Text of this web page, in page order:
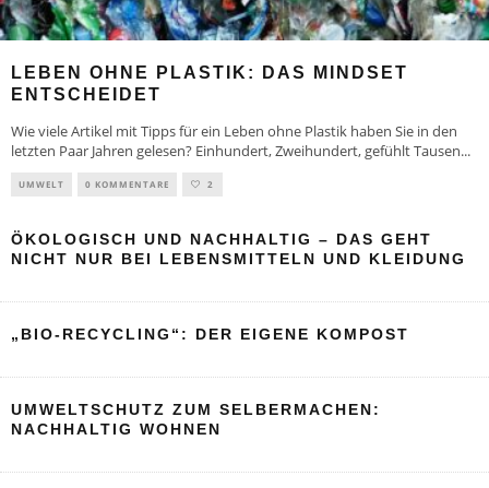
LEBEN OHNE PLASTIK: DAS MINDSET
ENTSCHEIDET
Wie viele Artikel mit Tipps für ein Leben ohne Plastik haben Sie in den
letzten Paar Jahren gelesen? Einhundert, Zweihundert, gefühlt Tausen...
UMWELT 0 KOMMENTARE 2
ÖKOLOGISCH UND NACHHALTIG – DAS GEHT
NICHT NUR BEI LEBENSMITTELN UND KLEIDUNG
„BIO-RECYCLING“: DER EIGENE KOMPOST
UMWELTSCHUTZ ZUM SELBERMACHEN:
NACHHALTIG WOHNEN